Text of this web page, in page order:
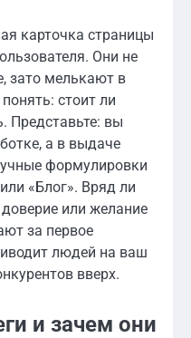
карточка страницы
Они не
зато мелькают в
стоит ли
Представьте: вы
а в выдаче
формулировки
«Блог». Вряд ли
или желание
за первое
людей на ваш
вверх.
и зачем они